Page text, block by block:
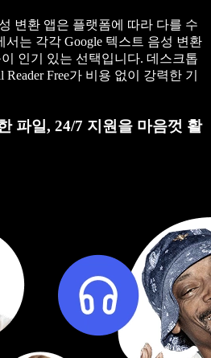
변환 앱은 플랫폼에 따라 다를 수
서는 각각 Google 텍스트 음성 변환
인기 있는 선택입니다. 데스크톱
Free가 비용 없이 강력한 기
파일, 24/7 지원을 마음껏 활